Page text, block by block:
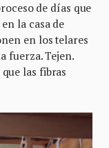
de días que
la casa de
en los telares
fuerza. Tejen.
las fibras